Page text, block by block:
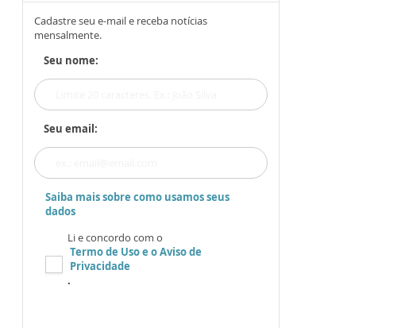
Cadastre seu e-mail e receba notícias
mensalmente.
Seu nome:
Seu email:
Saiba mais sobre como usamos seus
dados
Li e concordo com o
Termo de Usoe oAviso de
Privacidade
.